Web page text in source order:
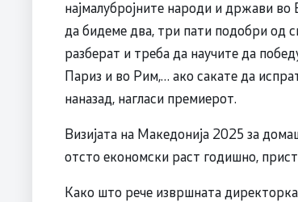
најмалубројните народи и држави во
да бидеме два, три пати подобри од
разберат и треба да научите да
Париз и во Рим,… ако сакате да
наназад, нагласи премиерот.
Визијата на Македонија 2025 за
отсто економски раст годишно,
Како што рече извршната